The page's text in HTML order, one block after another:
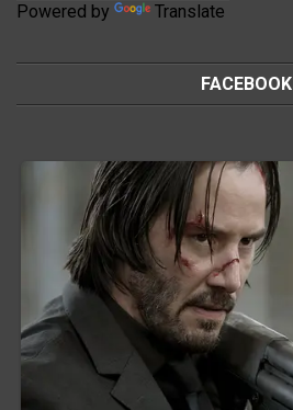
Powered by Translate
FACEBOOK